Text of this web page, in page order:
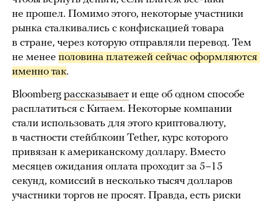
не прошел. Помимо этого, некоторые участники
рынка сталкивались с конфискацией товара
в стране, через которую отправляли перевод. Тем
не менее половина платежей сейчас оформляются
именно так.
Bloomberg рассказывает и еще об одном способе
расплатиться с Китаем. Некоторые компании
стали использовать для этого криптовалюту,
в частности стейблкоин Tether, курс которого
привязан к американскому доллару. Вместо
месяцев ожидания оплата проходит за 5–15
секунд, комиссий в несколько тысяч долларов
участники торгов не просят. Правда, есть риски